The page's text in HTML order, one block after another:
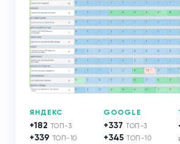
ЯНДЕКС
+182 ТОП-3
+339 ТОП-10
GOOGLE
+337 ТОП-3
+345 ТОП-10